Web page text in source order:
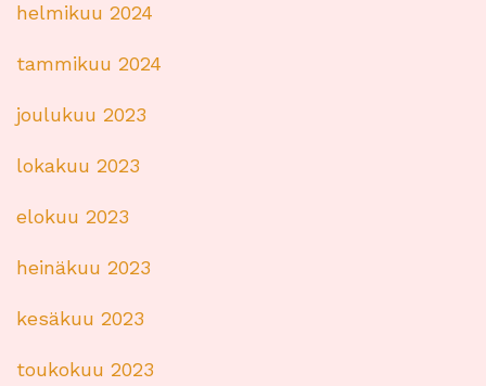
helmikuu 2024
tammikuu 2024
joulukuu 2023
lokakuu 2023
elokuu 2023
heinäkuu 2023
kesäkuu 2023
toukokuu 2023